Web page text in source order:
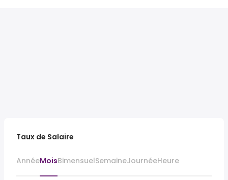
Taux de Salaire
AnnéeMoisBimensuelSemaineJournéeHeure